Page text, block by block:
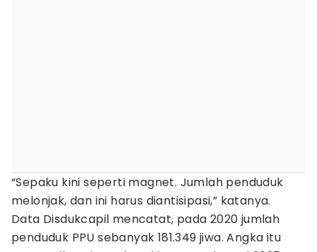
“Sepaku kini seperti magnet. Jumlah penduduk
melonjak, dan ini harus diantisipasi,” katanya.
Data Disdukcapil mencatat, pada 2020 jumlah
penduduk PPU sebanyak 181.349 jiwa. Angka itu